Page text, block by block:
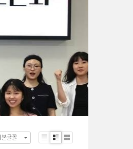
본글꼴
Li
Zi
G